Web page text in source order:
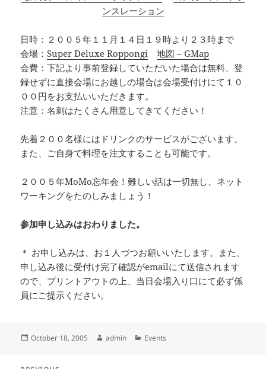
ンスレーション
日時：２００５年１１月１４日１９時より２３時まで
会場：Super Deluxe Roppongi
地図 – GMap
会費：下記より事前登録していただいた場合は無料、登
録せずに直接会場にお越しの場合は会場受付けにて１０
００円をお支払いいただきます。
注意：名刺はたくさん用意してきてください！
先着２００名様にはドリンクのサービスがございます。
また、ご自身で料理を注文することも可能です。
２００５年MoMo忘年会！難しい話は一切無し、ネット
ワーキングをたのしみましょう！
参加申し込みはおわりました。
＊ お申し込みは、お１人づつお願いいたします。また、
申し込み後に受付け完了確認がemailにて送信されます
ので、プリントアウトの上、当日会場入り口にて必ず係
員にご提示ください。
Posted
October 18, 2005 Author
admin Categories
Events